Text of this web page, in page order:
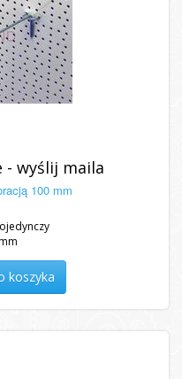
- wyślij maila
100 mm
koszyka